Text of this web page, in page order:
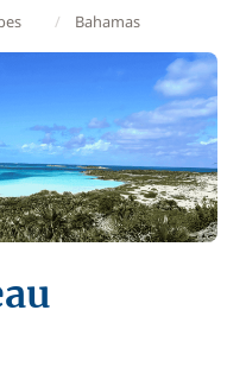
Bahamas